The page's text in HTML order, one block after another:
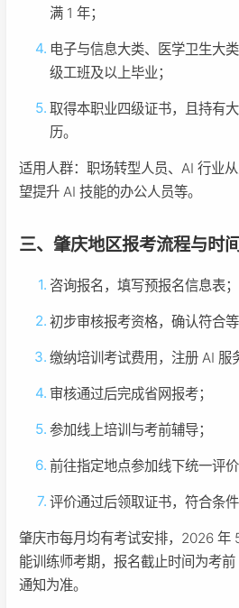
满 1 年；
电子与信息大类、医学卫生大
级工班及以上毕业；
取得本职业四级证书，且持有
历。
适用人群：职场转型人员、AI 行业
望提升 AI 技能的办公人员等。
三、肇庆地区报考流程与时
咨询报名，填写预报名信息表；
初步审核报考资格，确认符合等
缴纳培训考试费用，注册 AI 服
审核通过后完成省网报考；
参加线上培训与考前辅导；
前往指定地点参加线下统一评价
评价通过后领取证书，符合条件
肇庆市每月均有考试安排，2026 年
能训练师考期，报名截止时间为考
通知为准。